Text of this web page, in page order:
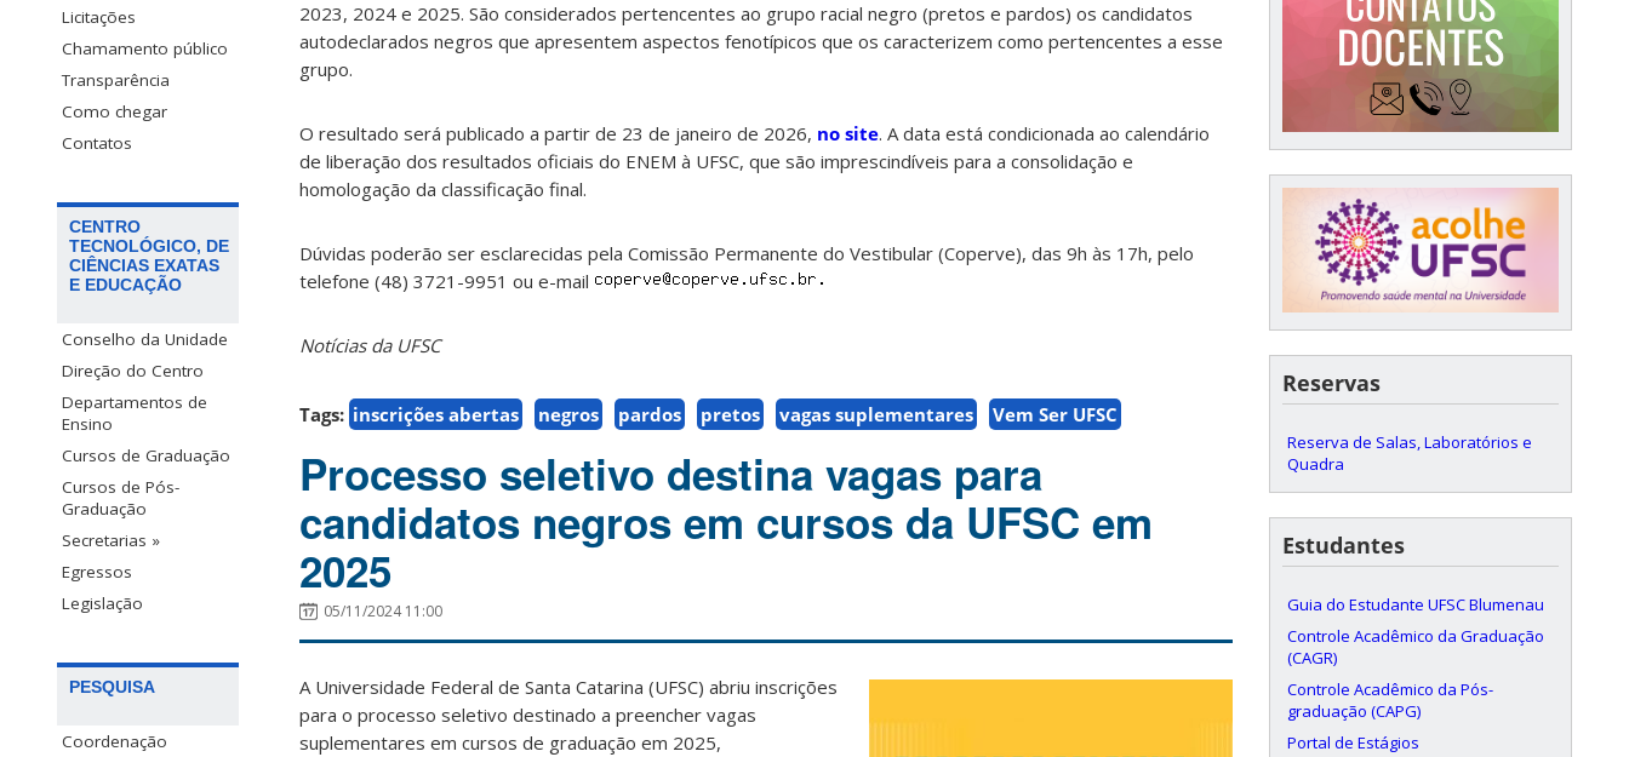
Licitações
Chamamento público
Transparência
Como chegar
Contatos
CENTRO
TECNOLÓGICO, DE
CIÊNCIAS EXATAS
E EDUCAÇÃO
Conselho da Unidade
Direção do Centro
Departamentos de
Ensino
Cursos de Graduação
Cursos de Pós-
Graduação
Secretarias »
Egressos
Legislação
PESQUISA
Coordenação
2023, 2024 e 2025. São considerados pertencentes ao grupo racial negro (pretos e pardos) os candidatos
autodeclarados negros que apresentem aspectos fenotípicos que os caracterizem como pertencentes a esse
grupo.
O resultado será publicado a partir de 23 de janeiro de 2026, no site. A data está condicionada ao calendário
de liberação dos resultados oficiais do ENEM à UFSC, que são imprescindíveis para a consolidação e
homologação da classificação final.
Dúvidas poderão ser esclarecidas pela Comissão Permanente do Vestibular (Coperve), das 9h às 17h, pelo
telefone (48) 3721-9951 ou e-mail
Notícias da UFSC
Tags: inscrições abertas negros pardos pretos vagas suplementares Vem Ser UFSC
Processo seletivo destina vagas para
candidatos negros em cursos da UFSC em
2025
05/11/2024 11:00
A Universidade Federal de Santa Catarina (UFSC) abriu inscrições
para o processo seletivo destinado a preencher vagas
suplementares em cursos de graduação em 2025,
Reservas
Reserva de Salas, Laboratórios e
Quadra
Estudantes
Guia do Estudante UFSC Blumenau
Controle Acadêmico da Graduação
(CAGR)
Controle Acadêmico da Pós-
graduação (CAPG)
Portal de Estágios